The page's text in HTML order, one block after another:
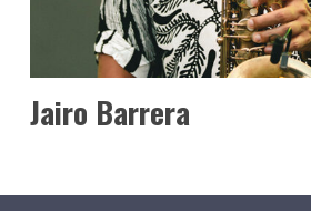
Jairo Barrera